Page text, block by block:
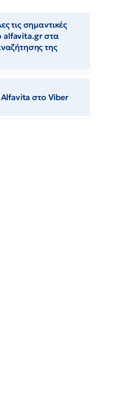
τις σημαντικές
alfavita.gr στα
της
στο Viber